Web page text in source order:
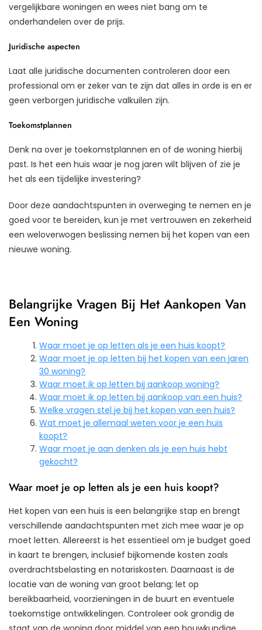
vergelijkbare woningen en wees niet bang om te
onderhandelen over de prijs.
Juridische aspecten
Laat alle juridische documenten controleren door een
professional om er zeker van te zijn dat alles in orde is en er
geen verborgen juridische valkuilen zijn.
Toekomstplannen
Denk na over je toekomstplannen en of de woning hierbij
past. Is het een huis waar je nog jaren wilt blijven of zie je
het als een tijdelijke investering?
Door deze aandachtspunten in overweging te nemen en je
goed voor te bereiden, kun je met vertrouwen en zekerheid
een weloverwogen beslissing nemen bij het kopen van een
nieuwe woning.
Belangrijke Vragen Bij Het Aankopen Van
Een Woning
Waar moet je op letten als je een huis koopt?
Waar moet je op letten bij het kopen van een jaren
30 woning?
Waar moet ik op letten bij aankoop woning?
Waar moet ik op letten bij aankoop van een huis?
Welke vragen stel je bij het kopen van een huis?
Wat moet je allemaal weten voor je een huis
koopt?
Waar moet je aan denken als je een huis hebt
gekocht?
Waar moet je op letten als je een huis koopt?
Het kopen van een huis is een belangrijke stap en brengt
verschillende aandachtspunten met zich mee waar je op
moet letten. Allereerst is het essentieel om je budget goed
in kaart te brengen, inclusief bijkomende kosten zoals
overdrachtsbelasting en notariskosten. Daarnaast is de
locatie van de woning van groot belang; let op
bereikbaarheid, voorzieningen in de buurt en eventuele
toekomstige ontwikkelingen. Controleer ook grondig de